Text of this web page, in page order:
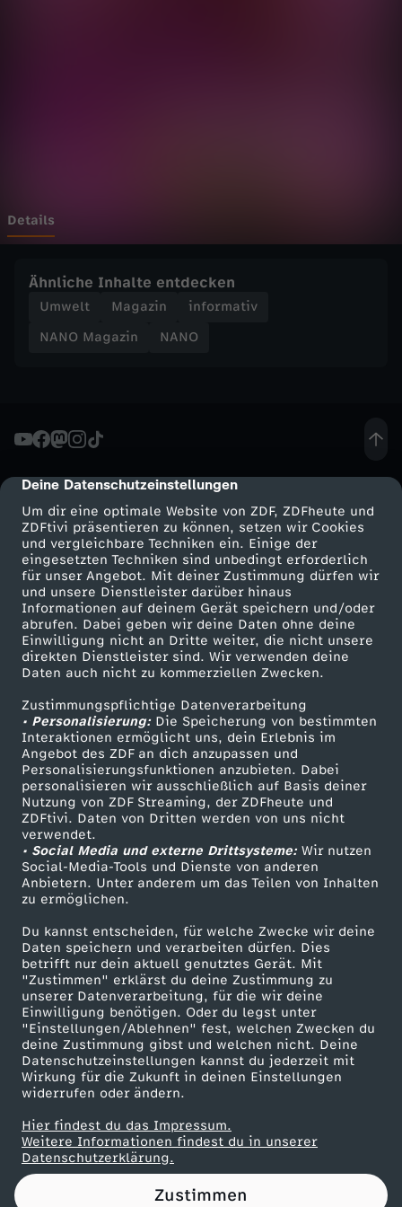
cmp-dialog-description
Deine Datenschutzeinstellungen
Um dir eine optimale Website von ZDF, ZDFheute und
ZDFtivi präsentieren zu können, setzen wir Cookies
und vergleichbare Techniken ein. Einige der
eingesetzten Techniken sind unbedingt erforderlich
für unser Angebot. Mit deiner Zustimmung dürfen wir
und unsere Dienstleister darüber hinaus
Informationen auf deinem Gerät speichern und/oder
abrufen. Dabei geben wir deine Daten ohne deine
Einwilligung nicht an Dritte weiter, die nicht unsere
direkten Dienstleister sind. Wir verwenden deine
Daten auch nicht zu kommerziellen Zwecken.
Zustimmungspflichtige Datenverarbeitung
• Personalisierung:Die Speicherung von bestimmten
Interaktionen ermöglicht uns, dein Erlebnis im
Angebot des ZDF an dich anzupassen und
Personalisierungsfunktionen anzubieten. Dabei
personalisieren wir ausschließlich auf Basis deiner
Nutzung von ZDF Streaming, der ZDFheute und
ZDFtivi. Daten von Dritten werden von uns nicht
verwendet.
• Social Media und externe Drittsysteme:Wir nutzen
Social-Media-Tools und Dienste von anderen
Anbietern. Unter anderem um das Teilen von Inhalten
zu ermöglichen.
Du kannst entscheiden, für welche Zwecke wir deine
Daten speichern und verarbeiten dürfen. Dies
betrifft nur dein aktuell genutztes Gerät. Mit
"Zustimmen" erklärst du deine Zustimmung zu
unserer Datenverarbeitung, für die wir deine
Einwilligung benötigen. Oder du legst unter
"Einstellungen/Ablehnen" fest, welchen Zwecken du
deine Zustimmung gibst und welchen nicht. Deine
Datenschutzeinstellungen kannst du jederzeit mit
Wirkung für die Zukunft in deinen Einstellungen
widerrufen oder ändern.
Hier findest du das Impressum.
Weitere Informationen findest du in unserer
Datenschutzerklärung.
Zustimmen
I
m
m
w
e
n
i
g
e
r
F
l
u
g
i
n
s
e
k
t
e
Details
Ähnliche Inhalte entdecken
Umwelt Magazin
informativ
NANO Magazin
NANO
Mehr ZDF
ZDF-Apps
Smart TV
ZDFtext
Livestreams
Sendungen A-Z
TV-Programm
Service
ZDFmitreden
Kontakt zum ZDF
Tickets
Zuschauerservice
Hilfe
ZDF Unternehmen
Karriere
ZDF goes Schule
Werbefernsehen
Mainzelmännchen
Partner